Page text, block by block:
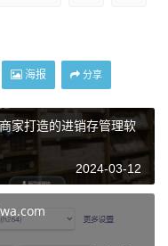
海报 分享
家打造的进销存管理软
2024-03-12